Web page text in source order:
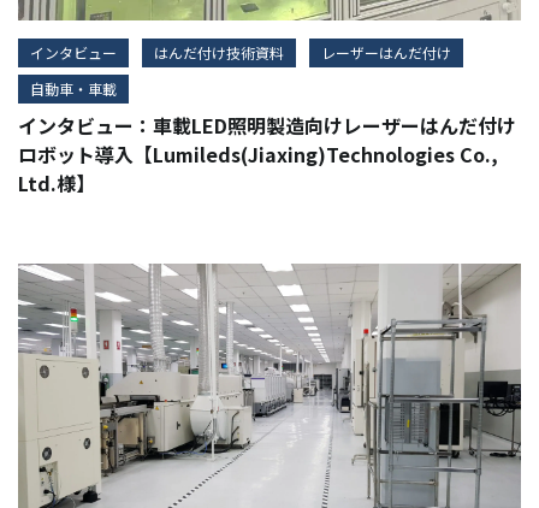
インタビュー はんだ付け技術資料
レーザーはんだ付け
自動車・車載
インタビュー：車載LED照明製造向けレーザーはんだ付け
ロボット導入【Lumileds(Jiaxing)Technologies Co.,
Ltd.様】